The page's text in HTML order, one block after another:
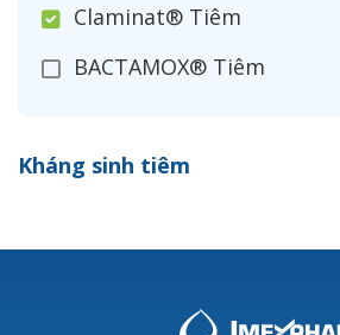
Claminat® Tiêm
BACTAMOX® Tiêm
Ceftizoxim®
Kháng sinh tiêm